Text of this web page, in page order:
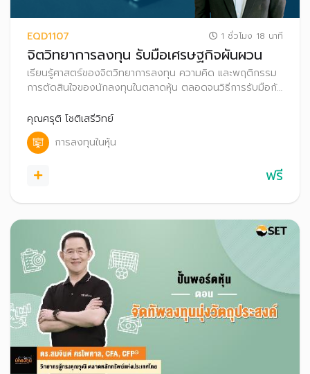
EQD1107 1 ชั่วโมง 18 นาที
จิตวิทยาการลงทุน รับมือเศรษฐกิจผันผวน
เรียนรู้ศาสตร์ของจิตวิทยาการลงทุน ความคิด และพฤติกรรม
การตัดสินใจของนักลงทุนในตลาดหุ้น ตลอดจนวิธีการรับมือกับ
เพื่อนำไปปรับใช้ให้เหมาะกับสไตล์การลงทุนของตนเอง และก้าวสู่
ความสำเร็จในการลงทุนในระยะยาว
คุณศรุติ โชติเสรีวิทย์
การลงทุนในหุ้น
ฟรี